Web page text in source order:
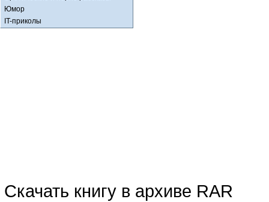
Юмор
IT-приколы
Скачать книгу в архиве RAR